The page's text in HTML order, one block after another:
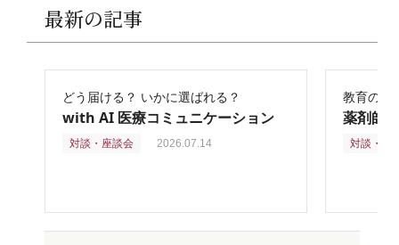
最新の記事
どう届ける？ いかに選ばれる？
with AI 医療コミュニケーション
対談・座談会 2026.07.14
教育の再
薬剤師
対談・座